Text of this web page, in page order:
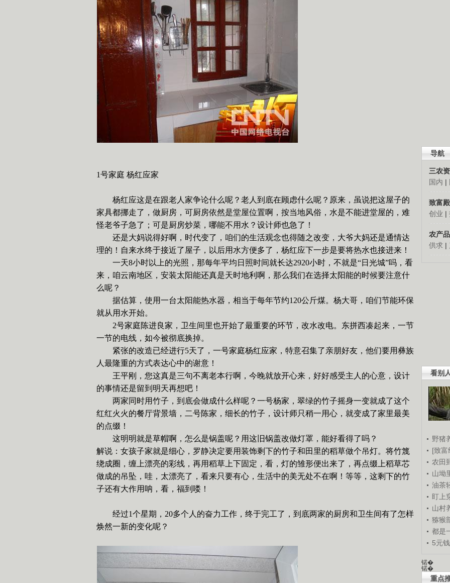
导航
三农
国内 |
致富
创业 |
农产
供求 |
看别
野猪
[致
农田
山坳
油茶
盯上
山村
猕猴
都是
5元
锘�
锘�
重点
1号家庭 杨红应家
杨红应这是在跟老人家争论什么呢？老人到底在顾虑什么呢？原来，虽说把这屋子的
家具都挪走了，做厨房，可厨房依然是堂屋位置啊，按当地风俗，水是不能进堂屋的，难
怪老爷子急了；可是厨房炒菜，哪能不用水？设计师也急了！
还是大妈说得好啊，时代变了，咱们的生活观念也得随之改变，大爷大妈还是通情达
理的！自来水终于接近了屋子，以后用水方便多了，杨红应下一步是要将热水也接进来！
一天8小时以上的光照，那每年平均日照时间就长达2920小时，不就是“日光城”吗，看
来，咱云南地区，安装太阳能还真是天时地利啊，那么我们在选择太阳能的时候要注意什
么呢？
据估算，使用一台太阳能热水器，相当于每年节约120公斤煤。杨大哥，咱们节能环保
就从用水开始。
2号家庭陈进良家，卫生间里也开始了最重要的环节，改水改电。东拼西凑起来，一节
一节的电线，如今被彻底换掉。
紧张的改造已经进行5天了，一号家庭杨红应家，特意召集了亲朋好友，他们要用彝族
人最隆重的方式表达心中的谢意！
王平刚，您这真是三句不离老本行啊，今晚就放开心来，好好感受主人的心意，设计
的事情还是留到明天再想吧！
两家同时用竹子，到底会做成什么样呢？一号杨家，翠绿的竹子摇身一变就成了这个
红红火火的餐厅背景墙，二号陈家，细长的竹子，设计师只稍一用心，就变成了家里最美
的点缀！
这明明就是草帽啊，怎么是锅盖呢？用这旧锅盖改做灯罩，能好看得了吗？
解说：女孩子家就是细心，罗静决定要用装饰剩下的竹子和田里的稻草做个吊灯。将竹篾
绕成圈，缠上漂亮的彩线，再用稻草上下固定，看，灯的雏形便出来了，再点缀上稻草芯
做成的吊坠，哇，太漂亮了，看来只要有心，生活中的美无处不在啊！等等，这剩下的竹
子还有大作用呐，看，福到喽！
经过1个星期， 20多个人的奋力工作，终于完工了，到底两家的厨房和卫生间有了怎样
焕然一新的变化呢？